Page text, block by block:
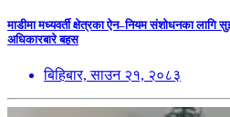
माडीमा मध्यवर्ती क्षेत्रका ऐन–नियम संशोधनका
अधिकारबारे बहस
बिहिबार, साउन २१, २०८३